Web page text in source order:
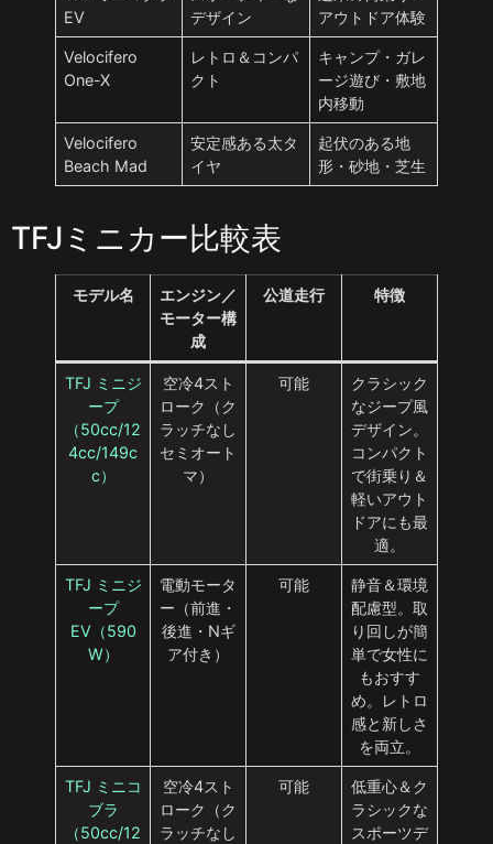
EV
デザイン
アウトドア体験
Velocifero
One-X
レトロ＆コンパ
クト
キャンプ・ガレ
ージ遊び・敷地
内移動
Velocifero
Beach Mad
安定感ある太タ
イヤ
起伏のある地
形・砂地・芝生
TFJミニカー比較表
モデル名
エンジン／
モーター構
成
公道走行 特徴
TFJ ミニジ
ープ
（50cc/12
4cc/149c
c）
空冷4スト
ローク（ク
ラッチなし
セミオート
マ）
可能
クラシック
なジープ風
デザイン。
コンパクト
で街乗り＆
軽いアウト
ドアにも最
適。
TFJ ミニジ
ープ
EV（590
W）
電動モータ
ー（前進・
後進・Nギ
ア付き）
可能
静音＆環境
配慮型。取
り回しが簡
単で女性に
もおすす
め。レトロ
感と新しさ
を両立。
TFJ ミニコ
ブラ
（50cc/12
空冷4スト
ローク（ク
ラッチなし
可能
低重心＆ク
ラシックな
スポーツデ